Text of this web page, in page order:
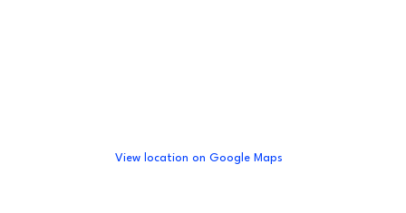
View location on Google Maps